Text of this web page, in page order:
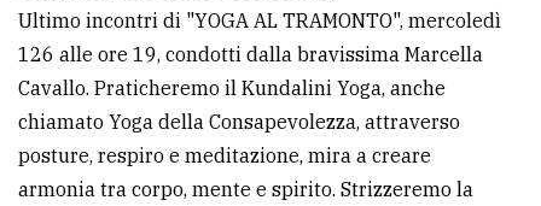
PRIVACY
Cookie
Ultimo incontri di "YOGA AL TRAMONTO", mercoledì
126 alle ore 19, condotti dalla bravissima Marcella
Cavallo. Praticheremo il Kundalini Yoga, anche
chiamato Yoga della Consapevolezza, attraverso
posture, respiro e meditazione, mira a creare
armonia tra corpo, mente e spirito. Strizzeremo la